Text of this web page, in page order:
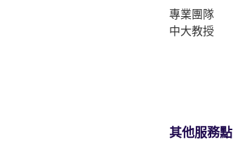
專業團隊
中大教授
其他服務點